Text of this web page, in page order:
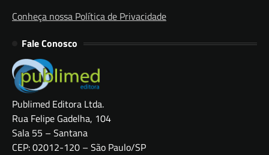
Conheça nossa Política de Privacidade
Fale Conosco
Publimed Editora Ltda.
Rua Felipe Gadelha, 104
Sala 55 – Santana
CEP: 02012-120 – São Paulo/SP